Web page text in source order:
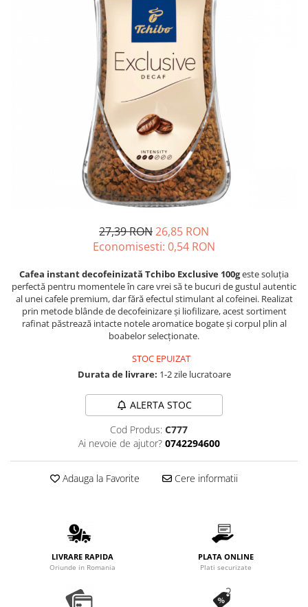
Cappucino instant
Pliculete Zahar si Miere
Siropuri
Topping
Aparate SH
Piese schimb espressoare
27,39 RON26,85 RON
Economisesti: 0,54 RON
Cafea instant decofeinizată Tchibo Exclusive 100geste soluția
perfectă pentru momentele în care vrei să te bucuri de gustul autentic
al unei cafele premium, dar fără efectul stimulant al cofeinei. Realizat
prin metode blânde de decofeinizare și liofilizare, acest sortiment
rafinat păstrează intacte notele aromatice bogate și corpul plin al
boabelor selecționate.
STOC EPUIZAT
Durata de livrare: 1-2 zile lucratoare
ALERTA STOC
Cod Produs: C777
Ai nevoie de ajutor? 0742294600
Adauga la Favorite Cere informatii
LIVRARE RAPIDA
Oriunde in Romania
PLATA ONLINE
Plati securizate